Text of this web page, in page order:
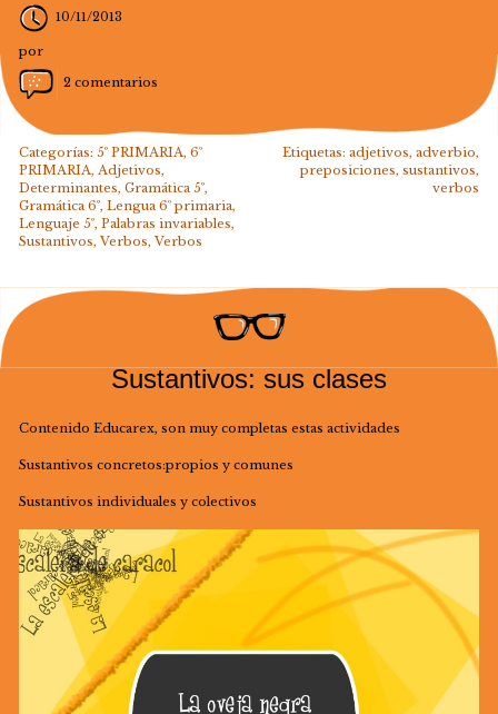
10/11/2013
por
2 comentarios
Categorías: 5º PRIMARIA, 6º
PRIMARIA, Adjetivos,
Determinantes, Gramática 5º,
Gramática 6º, Lengua 6º primaria,
Lenguaje 5º, Palabras invariables,
Sustantivos, Verbos, Verbos
Etiquetas:adjetivos,adverbio,
preposiciones,sustantivos,
verbos
Sustantivos: sus clases
Contenido Educarex, son muy completas estas actividades
Sustantivos concretos:propios y comunes
Sustantivos individuales y colectivos